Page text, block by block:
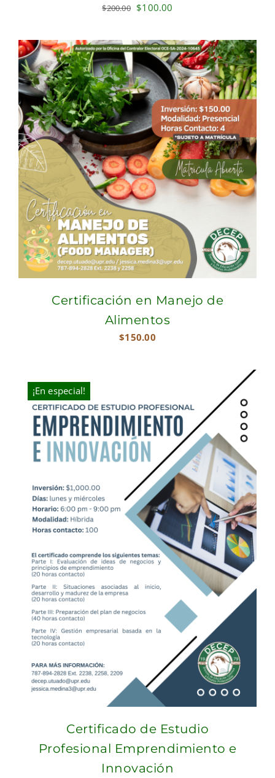
$200.00 Original
was:
$200.00.
$100.00
is:
$100.00.
Certificación en Manejo de
Alimentos
$150.00
¡En especial!
Certificado de Estudio
Profesional Emprendimiento e
Innovación